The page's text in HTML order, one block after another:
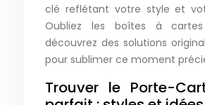
clé reflétant votre style et
Oubliez les boîtes à
découvrez des solutions
pour sublimer ce moment
Trouver le Porte-